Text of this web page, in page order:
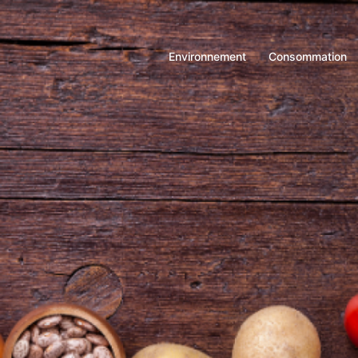
Environnement Consommation